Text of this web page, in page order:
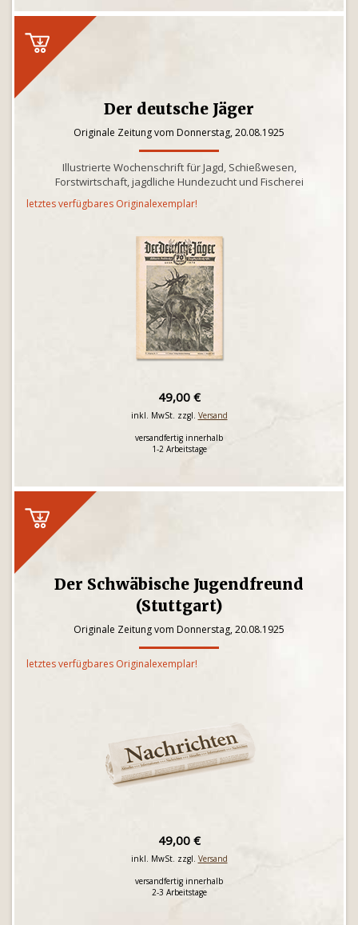
Der deutsche Jäger
Originale Zeitung vom Donnerstag, 20.08.1925
Illustrierte Wochenschrift für Jagd, Schießwesen,
Forstwirtschaft, jagdliche Hundezucht und Fischerei
letztes verfügbares Originalexemplar!
49,00 €
inkl. MwSt. zzgl. Versand
versandfertig innerhalb
1-2 Arbeitstage
Der Schwäbische Jugendfreund
(Stuttgart)
Originale Zeitung vom Donnerstag, 20.08.1925
letztes verfügbares Originalexemplar!
49,00 €
inkl. MwSt. zzgl. Versand
versandfertig innerhalb
2-3 Arbeitstage